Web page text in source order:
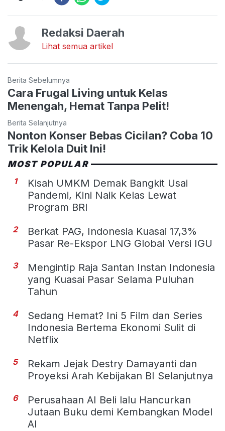
Redaksi Daerah
Lihat semua artikel
Berita Sebelumnya
Cara Frugal Living untuk Kelas
Menengah, Hemat Tanpa Pelit!
Berita Selanjutnya
Nonton Konser Bebas Cicilan? Coba 10
Trik Kelola Duit Ini!
MOST POPULAR
1
Kisah UMKM Demak Bangkit Usai
Pandemi, Kini Naik Kelas Lewat
Program BRI
2
Berkat PAG, Indonesia Kuasai 17,3%
Pasar Re-Ekspor LNG Global Versi IGU
3
Mengintip Raja Santan Instan Indonesia
yang Kuasai Pasar Selama Puluhan
Tahun
4
Sedang Hemat? Ini 5 Film dan Series
Indonesia Bertema Ekonomi Sulit di
Netflix
5
Rekam Jejak Destry Damayanti dan
Proyeksi Arah Kebijakan BI Selanjutnya
6
Perusahaan AI Beli lalu Hancurkan
Jutaan Buku demi Kembangkan Model
AI